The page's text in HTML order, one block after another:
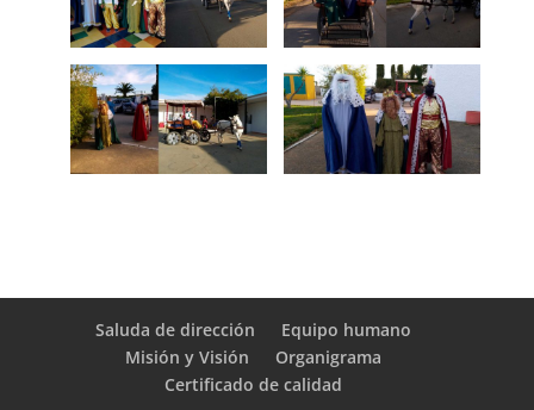
Saluda de dirección
Equipo humano
Misión y Visión
Organigrama
Certificado de calidad